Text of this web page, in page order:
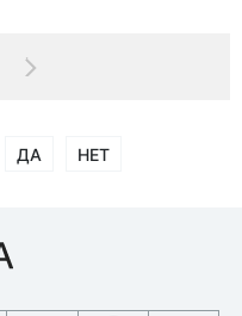
ДА НЕТ